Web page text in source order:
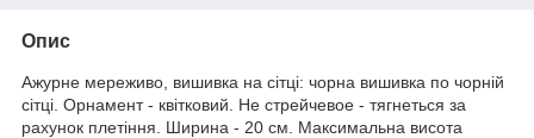
Опис
Ажурне мереживо, вишивка на сітці: чорна вишивка по чорній
сітці. Орнамент - квітковий. Не стрейчевое - тягнеться за
рахунок плетіння. Ширина - 20 см. Максимальна висота